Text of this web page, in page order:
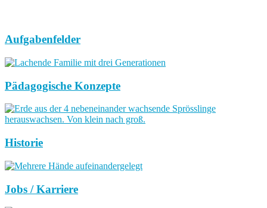
Aufgabenfelder
Pädagogische Konzepte
Historie
Jobs / Karriere